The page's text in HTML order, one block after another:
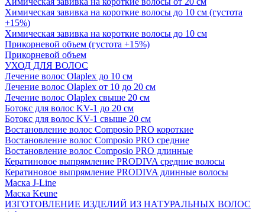
Химическая завивка на короткие волосы до 10 см (густота
+15%)
Химическая завивка на короткие волосы до 10 см
Прикорневой объем (густота +15%)
Прикорневой объем
УХОД ДЛЯ ВОЛОС
Лечение волос Olapleх до 10 см
Лечение волос Olapleх от 10 до 20 см
Лечение волос Olapleх свыше 20 см
Ботокс для волос KV-1 до 20 см
Ботокс для волос KV-1 свыше 20 см
Востановление волос Composio PRO короткие
Востановление волос Composio PRO средние
Востановление волос Composio PRO длинные
Кератиновое выпрямление PRODIVA средние волосы
Кератиновое выпрямление PRODIVA длинные волосы
Маска J-Line
Маска Keune
ИЗГОТОВЛЕНИЕ ИЗДЕЛИЙ ИЗ НАТУРАЛЬНЫХ ВОЛОС